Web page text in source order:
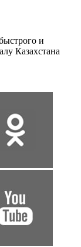
и
Казахстана